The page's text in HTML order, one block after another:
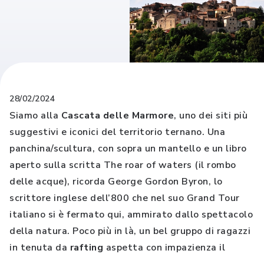
28/02/2024
Siamo alla Cascata delle Marmore, uno dei siti più
suggestivi e iconici del territorio ternano. Una
panchina/scultura, con sopra un mantello e un libro
aperto sulla scritta The roar of waters (il rombo
delle acque), ricorda George Gordon Byron, lo
scrittore inglese dell’800 che nel suo Grand Tour
italiano si è fermato qui, ammirato dallo spettacolo
della natura. Poco più in là, un bel gruppo di ragazzi
in tenuta da rafting aspetta con impazienza il